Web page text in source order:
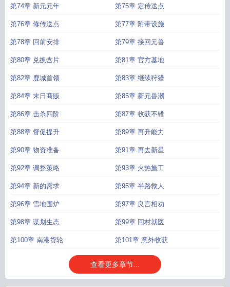
第74章 新元元年 第75章 定传送点
第76章 修传送点 第77章 附带设施
第78章 回前安排 第79章 接回元兽
第80章 兑换含片 第81章 官方基地
第82章 鹿城首领 第83章 继续狩猎
第84章 末日商贩 第85章 新元兽潮
第86章 击杀四阶 第87章 收获不错
第88章 督促提升 第89章 再升能力
第90章 物资准备 第91章 再去新星
第92章 调整策略 第93章 火热施工
第94章 新的需求 第95章 半路救人
第96章 雪地围炉 第97章 良言相劝
第98章 谋划生态 第99章 回村就医
第100章 南港货轮 第101章 意外收获
查看更多章节...